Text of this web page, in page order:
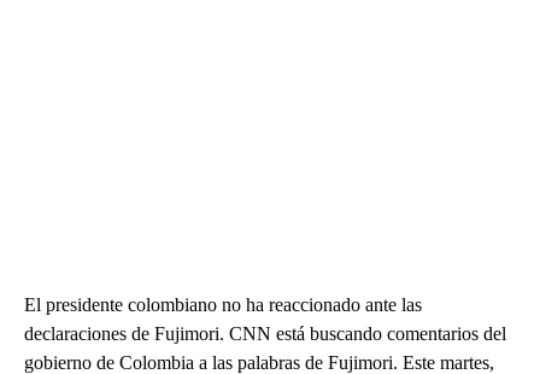
El presidente colombiano no ha reaccionado ante las
declaraciones de Fujimori. CNN está buscando comentarios del
gobierno de Colombia a las palabras de Fujimori. Este martes,